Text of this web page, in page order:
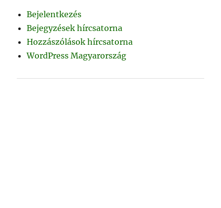
Bejelentkezés
Bejegyzések hírcsatorna
Hozzászólások hírcsatorna
WordPress Magyarország